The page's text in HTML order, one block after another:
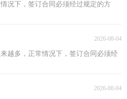
况下，签订合同必须经过规定的方
2026-08-04
越多，正常情况下，签订合同必须经
2026-08-04